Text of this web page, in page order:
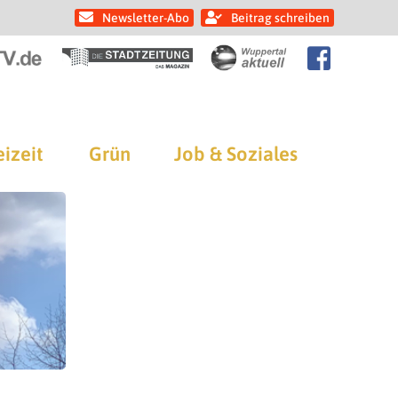
Newsletter-Abo Beitrag schreiben
Grün Job & Soziales